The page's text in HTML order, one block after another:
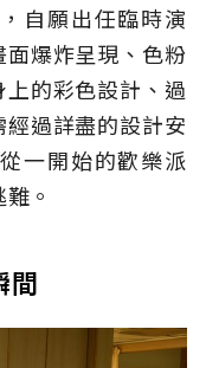
自願出任臨時演
爆炸呈現、色粉
的彩色設計、過
過詳盡的設計安
一開始的歡樂派
。
間